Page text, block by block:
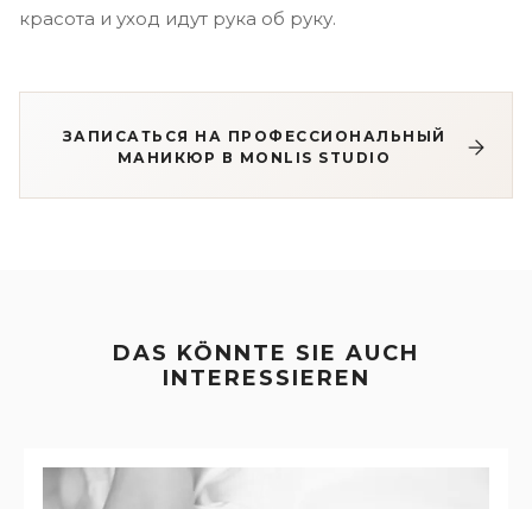
красота и уход идут рука об руку.
ЗАПИСАТЬСЯ НА ПРОФЕССИОНАЛЬНЫЙ
МАНИКЮР В MONLIS STUDIO
DAS KÖNNTE SIE AUCH
INTERESSIEREN